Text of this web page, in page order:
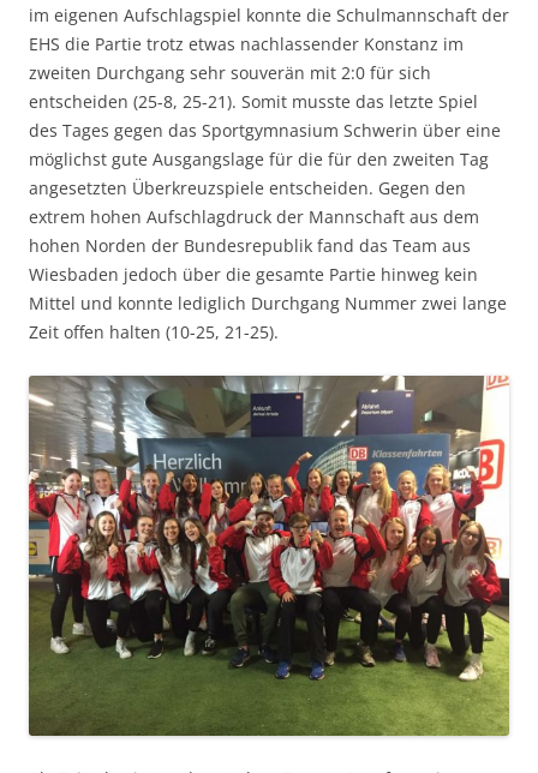
im eigenen Aufschlagspiel konnte die Schulmannschaft der
EHS die Partie trotz etwas nachlassender Konstanz im
zweiten Durchgang sehr souverän mit 2:0 für sich
entscheiden (25-8, 25-21). Somit musste das letzte Spiel
des Tages gegen das Sportgymnasium Schwerin über eine
möglichst gute Ausgangslage für die für den zweiten Tag
angesetzten Überkreuzspiele entscheiden. Gegen den
extrem hohen Aufschlagdruck der Mannschaft aus dem
hohen Norden der Bundesrepublik fand das Team aus
Wiesbaden jedoch über die gesamte Partie hinweg kein
Mittel und konnte lediglich Durchgang Nummer zwei lange
Zeit offen halten (10-25, 21-25).